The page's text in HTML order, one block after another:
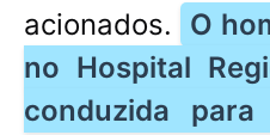
acionados.
O
no Hospital
conduzida